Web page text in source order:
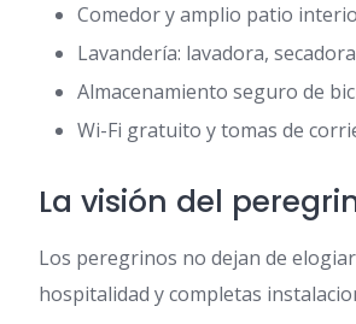
Comedor y amplio patio
Lavandería: lavadora,
Almacenamiento seguro de
Wi-Fi gratuito y tomas de
La visión del
Los peregrinos no dejan de
hospitalidad y completas